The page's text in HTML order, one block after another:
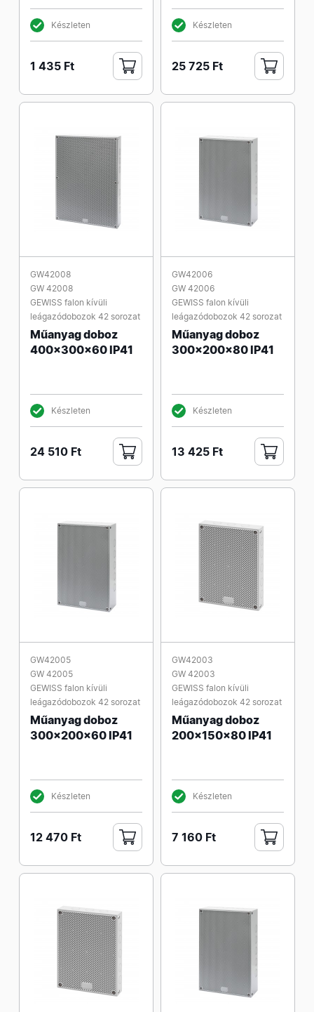
Készleten
1 435 Ft
Készleten
25 725 Ft
GW42008
GW 42008
GEWISS falon kívüli
leágazódobozok 42 sorozat
Műanyag doboz
400x300x60 IP41
Készleten
24 510 Ft
GW42006
GW 42006
GEWISS falon kívüli
leágazódobozok 42 sorozat
Műanyag doboz
300x200x80 IP41
Készleten
13 425 Ft
GW42005
GW 42005
GEWISS falon kívüli
leágazódobozok 42 sorozat
Műanyag doboz
300x200x60 IP41
Készleten
12 470 Ft
GW42003
GW 42003
GEWISS falon kívüli
leágazódobozok 42 sorozat
Műanyag doboz
200x150x80 IP41
Készleten
7 160 Ft